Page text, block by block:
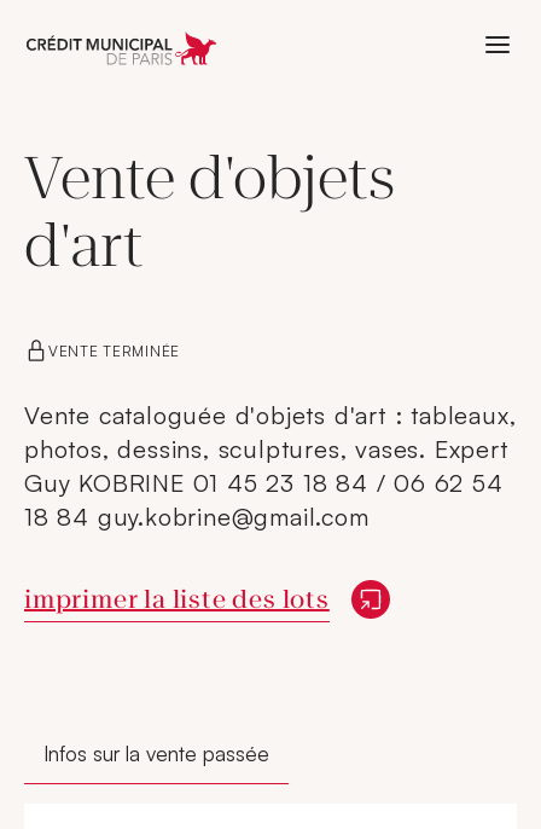
Aller à l'accueil de Crédit Municipal
Vente d'objets
d'art
VENTE TERMINÉE
Vente cataloguée d'objets d'art : tableaux,
photos, dessins, sculptures, vases. Expert
Guy KOBRINE 01 45 23 18 84 / 06 62 54
18 84 guy.kobrine@gmail.com
Nouvelle fenêtre
imprimer la liste des lots
Infos sur la vente passée